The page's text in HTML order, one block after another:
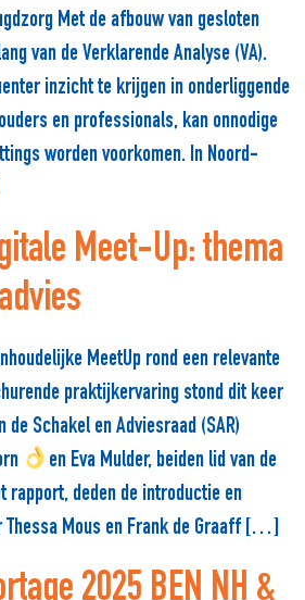
Met de afbouw van gesloten
van de Verklarende Analyse (VA).
inzicht te krijgen in onderliggende
en professionals, kan onnodige
worden voorkomen. In Noord-
Meet-Up: thema
MeetUp rond een relevante
praktijkervaring stond dit keer
de Schakel en Adviesraad (SAR)
en Eva Mulder, beiden lid van de
rapport, deden de introductie en
Thessa Mous en Frank de Graaff […]
2025 BEN NH &